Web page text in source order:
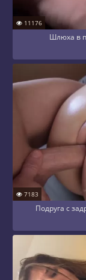
11176
Шлюха в
7183
Подруга с